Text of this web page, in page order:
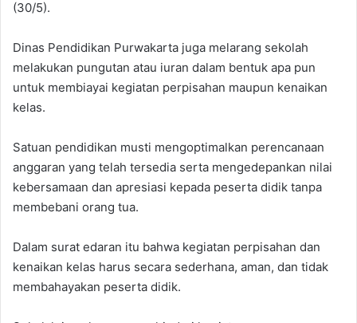
(30/5).
Dinas Pendidikan Purwakarta juga melarang sekolah
melakukan pungutan atau iuran dalam bentuk apa pun
untuk membiayai kegiatan perpisahan maupun kenaikan
kelas.
Satuan pendidikan musti mengoptimalkan perencanaan
anggaran yang telah tersedia serta mengedepankan nilai
kebersamaan dan apresiasi kepada peserta didik tanpa
membebani orang tua.
Dalam surat edaran itu bahwa kegiatan perpisahan dan
kenaikan kelas harus secara sederhana, aman, dan tidak
membahayakan peserta didik.